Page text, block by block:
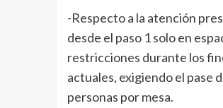
-Respecto a la atención
desde el paso 1 solo en
restricciones durante los
actuales, exigiendo el pase
personas por mesa.